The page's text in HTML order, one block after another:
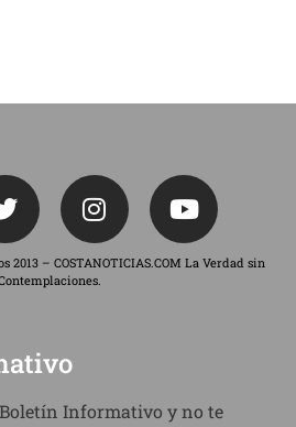
2013 – COSTANOTICIAS.COM La Verdad sin
Informativo y no te